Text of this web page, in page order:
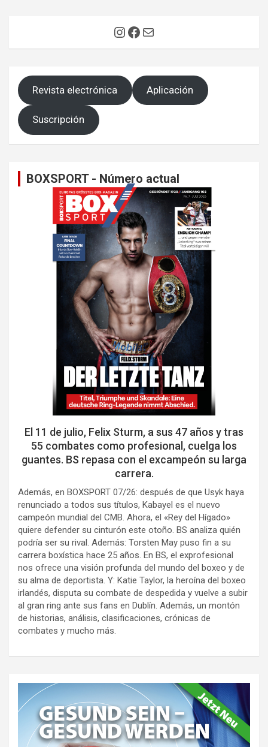
Instagram
Facebook
Correo electrónico
Revista electrónica Aplicación
Suscripción
BOXSPORT - Número actual
El 11 de julio, Felix Sturm, a sus 47 años y tras
55 combates como profesional, cuelga los
guantes. BS repasa con el excampeón su larga
carrera.
Además, en BOXSPORT 07/26: después de que Usyk haya
renunciado a todos sus títulos, Kabayel es el nuevo
campeón mundial del CMB. Ahora, el «Rey del Hígado»
quiere defender su cinturón este otoño. BS analiza quién
podría ser su rival. Además: Torsten May puso fin a su
carrera boxística hace 25 años. En BS, el exprofesional
nos ofrece una visión profunda del mundo del boxeo y de
su alma de deportista. Y: Katie Taylor, la heroína del boxeo
irlandés, disputa su combate de despedida y vuelve a subir
al gran ring ante sus fans en Dublín. Además, un montón
de historias, análisis, clasificaciones, crónicas de
combates y mucho más.